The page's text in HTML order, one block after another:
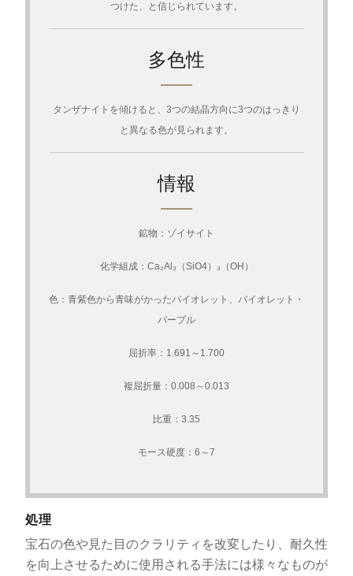
つけた、と信じられています。
多色性
タンザナイトを傾けると、3つの結晶方向に3つのはっきり
と異なる色が見られます。
情報
鉱物：ゾイサイト
化学組成：Ca₂Al₃（SiO4）₃（OH）
色：青紫色から青味がかったバイオレット、バイオレット・
パープル
屈折率：1.691～1.700
複屈折量：0.008～0.013
比重：3.35
モース硬度：6～7
処理
宝石の色や見た目のクラリティを改変したり、耐久性
を向上させるために使用される手法には様々なものが